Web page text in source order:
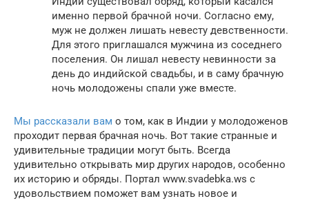
именно первой брачной ночи. Согласно ему,
муж не должен лишать невесту девственности.
Для этого приглашался мужчина из соседнего
поселения. Он лишал невесту невинности за
день до индийской свадьбы, и в саму брачную
ночь молодожены спали уже вместе.
Мы рассказали вам о том, как в Индии у молодоженов
проходит первая брачная ночь. Вот такие странные и
удивительные традиции могут быть. Всегда
удивительно открывать мир других народов, особенно
их историю и обряды. Портал www.svadebka.ws с
удовольствием поможет вам узнать новое и